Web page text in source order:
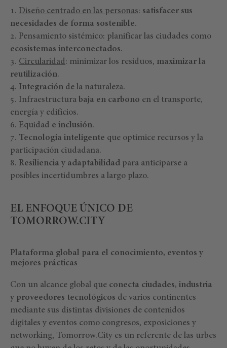
Diseño centrado en las personas: satisfacer sus
necesidades de forma sostenible.
Pensamiento sistémico: planificar las ciudades como
ecosistemas interconectados.
Circularidad: minimizar los residuos, maximizar la
reutilización.
Integración de la naturaleza.
Infraestructura baja en carbono en el transporte,
energía y edificios.
Equidad e inclusión.
Tecnología inteligente que optimice recursos y la
participación ciudadana.
Resiliencia y adaptabilidad para anticiparse a
posibles incertidumbres a largo plazo.
EL ENFOQUE ÚNICO DE
TOMORROW.CITY
Plataforma global para el conocimiento, eventos y
mejores prácticas
Con un alcance global que conecta ciudades, industria
y proveedores tecnológicos de varios continentes
mediante sus distintas divisiones de contenidos
digitales y eventos como congresos, exposiciones y
networking, Tomorrow.City es un referente de las urbes